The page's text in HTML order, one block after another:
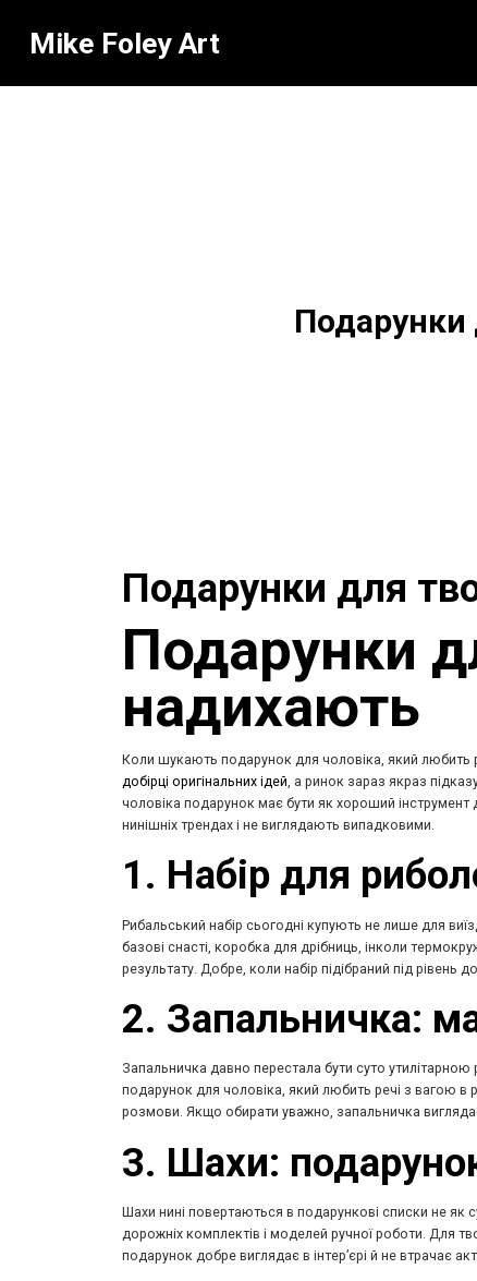
Mike Foley Art
Подарунки
Подарунки для
Подарунки
надихають
Коли шукають подарунок для чоловіка, який любить
добірці оригінальних ідей, а ринок зараз якраз
чоловіка подарунок має бути як хороший
нинішніх трендах і не виглядають випадковими.
1. Набір для
Рибальський набір сьогодні купують не лише для
базові снасті, коробка для дрібниць, інколи
результату. Добре, коли набір підібраний під рівень
2. Запальничка:
Запальничка давно перестала бути суто
подарунок для чоловіка, який любить речі з вагою в
розмови. Якщо обирати уважно, запальничка
3. Шахи:
Шахи нині повертаються в подарункові списки не як
дорожніх комплектів і моделей ручної роботи. Для
подарунок добре виглядає в інтер’єрі й не втрачає